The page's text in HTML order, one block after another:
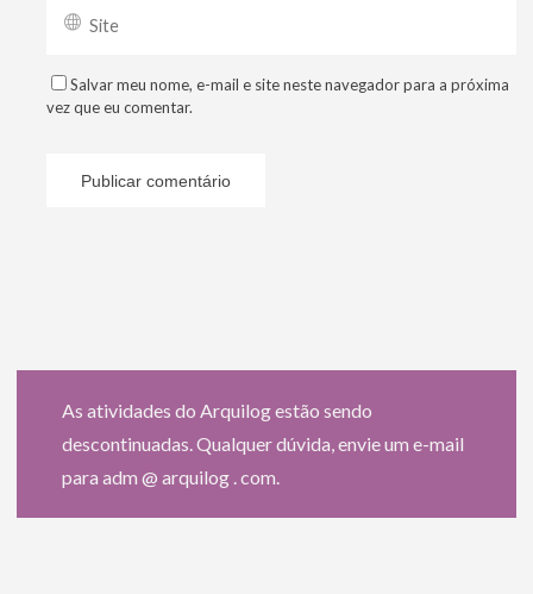
Salvar meu nome, e-mail e site neste navegador para a próxima
vez que eu comentar.
As atividades do Arquilog estão sendo
descontinuadas. Qualquer dúvida, envie um e-mail
para adm @ arquilog . com.